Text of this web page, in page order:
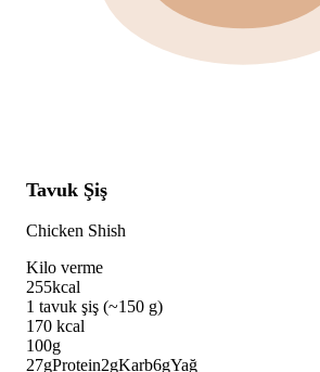
Tavuk Şiş
Chicken Shish
Kilo verme
255kcal
1 tavuk şiş (~150 g)
170 kcal
100g
27gProtein2gKarb6gYağ